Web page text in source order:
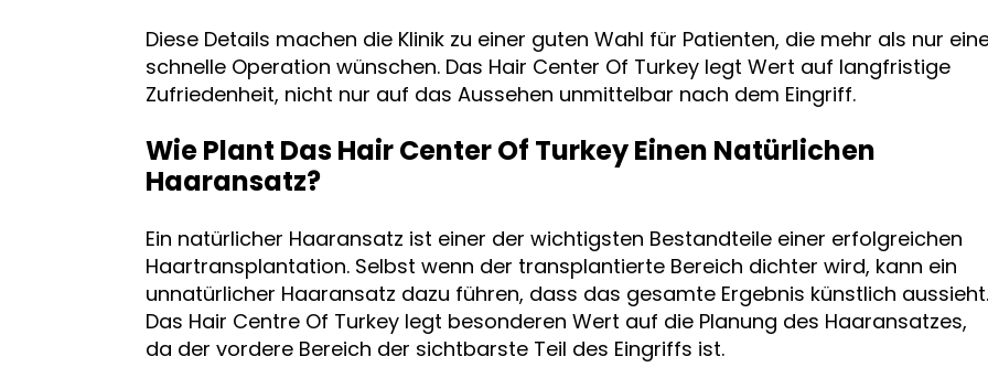
Diese Details machen die Klinik zu einer guten Wahl für Patienten, die mehr als nur
schnelle Operation wünschen. Das Hair Center Of Turkey legt Wert auf langfristige
Zufriedenheit, nicht nur auf das Aussehen unmittelbar nach dem Eingriff.
Wie Plant Das Hair Center Of Turkey Einen Natürlichen
Haaransatz?
Ein natürlicher Haaransatz ist einer der wichtigsten Bestandteile einer erfolgreichen
Haartransplantation. Selbst wenn der transplantierte Bereich dichter wird, kann ein
unnatürlicher Haaransatz dazu führen, dass das gesamte Ergebnis künstlich aussieht.
Das Hair Centre Of Turkey legt besonderen Wert auf die Planung des Haaransatzes,
da der vordere Bereich der sichtbarste Teil des Eingriffs ist.